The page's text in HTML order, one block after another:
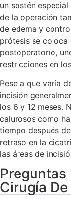
un sostén
de la operación
de edema y
prótesis se coloca
postoperatorio,
restricciones en
Pese a que varía
incisión
los 6 y 12 meses.
calurosos como
tiempo después
retraso en la
las áreas de
Preguntas
Cirugía